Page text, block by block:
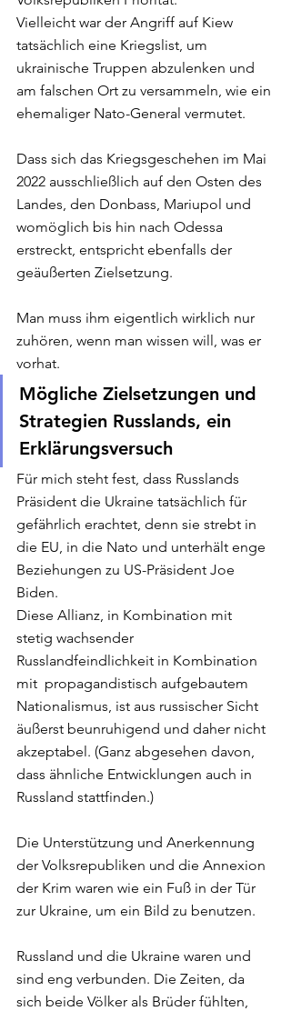
Vielleicht war der Angriff auf Kiew
tatsächlich eine Kriegslist, um
ukrainische Truppen abzulenken und
am falschen Ort zu versammeln, wie ein
ehemaliger Nato-General vermutet.
Dass sich das Kriegsgeschehen im Mai
2022 ausschließlich auf den Osten des
Landes, den Donbass, Mariupol und
womöglich bis hin nach Odessa
erstreckt, entspricht ebenfalls der
geäußerten Zielsetzung.
Man muss ihm eigentlich wirklich nur
zuhören, wenn man wissen will, was er
vorhat.
Mögliche Zielsetzungen und
Strategien Russlands, ein
Erklärungsversuch
Für mich steht fest, dass Russlands
Präsident die Ukraine tatsächlich für
gefährlich erachtet, denn sie strebt in
die EU, in die Nato und unterhält enge
Beziehungen zu US-Präsident Joe
Biden.
Diese Allianz, in Kombination mit
stetig wachsender
Russlandfeindlichkeit in Kombination
mit  propagandistisch aufgebautem
Nationalismus, ist aus russischer Sicht
äußerst beunruhigend und daher nicht
akzeptabel. (Ganz abgesehen davon,
dass ähnliche Entwicklungen auch in
Russland stattfinden.)
Die Unterstützung und Anerkennung
der Volksrepubliken und die Annexion
der Krim waren wie ein Fuß in der Tür
zur Ukraine, um ein Bild zu benutzen.
Russland und die Ukraine waren und
sind eng verbunden. Die Zeiten, da
sich beide Völker als Brüder fühlten,